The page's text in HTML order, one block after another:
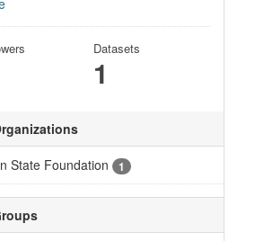
Datasets
1
State Foundation
1